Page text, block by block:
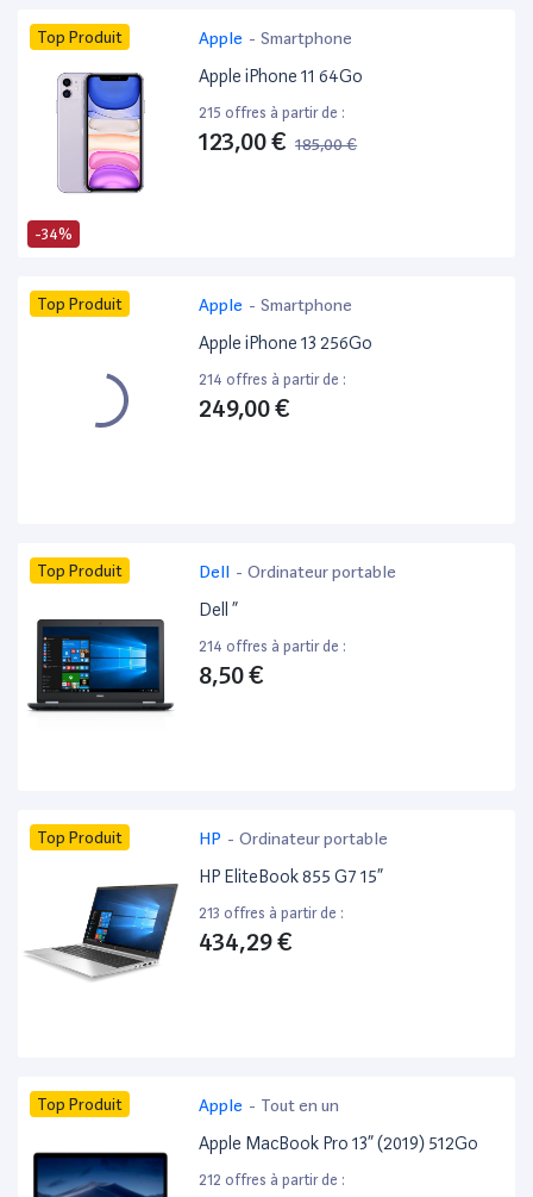
-34%
Top Produit Apple - Smartphone
Apple iPhone 11 64Go
215 offres à partir de :
123,00 € 185,00 €
Top Produit Apple - Smartphone
Apple iPhone 13 256Go
214 offres à partir de :
249,00 €
Top Produit Dell - Ordinateur portable
Dell ”
214 offres à partir de :
8,50 €
Top Produit HP - Ordinateur portable
HP EliteBook 855 G7 15”
213 offres à partir de :
434,29 €
Top Produit Apple - Tout en un
Apple MacBook Pro 13” (2019) 512Go
212 offres à partir de :